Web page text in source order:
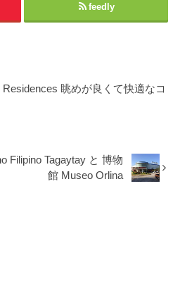
feedly
Residences 眺めが良くて快適なコ
Filipino Tagaytay と 博物
館 Museo Orlina